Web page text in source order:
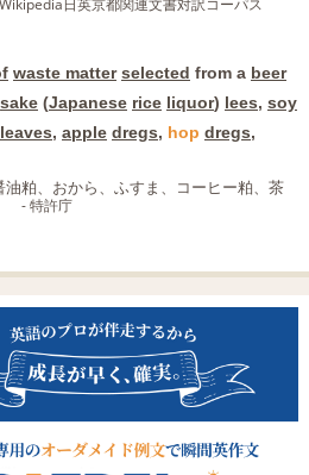
日英京都関連文書対訳コーパス
waste matter selected from a beer
sake (Japanese rice liquor) lees, soy
, apple dregs, hop dregs,
粕、おから、ふすま、コーヒー粕、茶
- 特許庁